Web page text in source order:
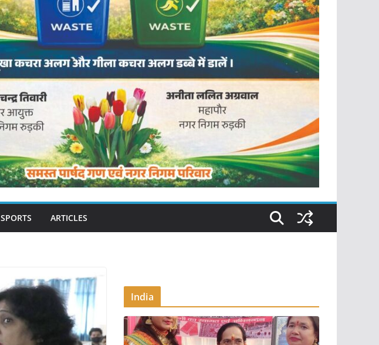
SPORTS ARTICLES
India